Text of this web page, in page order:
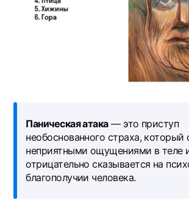
Паническая атака— это приступ
необоснованного страха, который
неприятными ощущениями в теле
отрицательно сказывается на
благополучии человека.